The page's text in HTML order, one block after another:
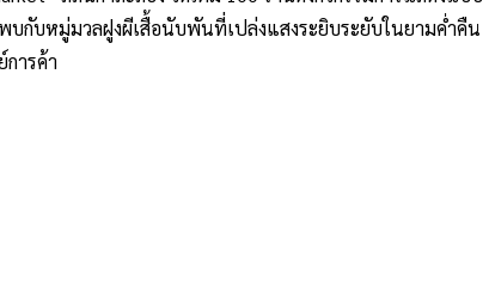
กับหมู่มวลฝูงผีเสื้อนับพันที่เปล่งแสงระยิบระยับในยามค่ำคืน
ารค้า